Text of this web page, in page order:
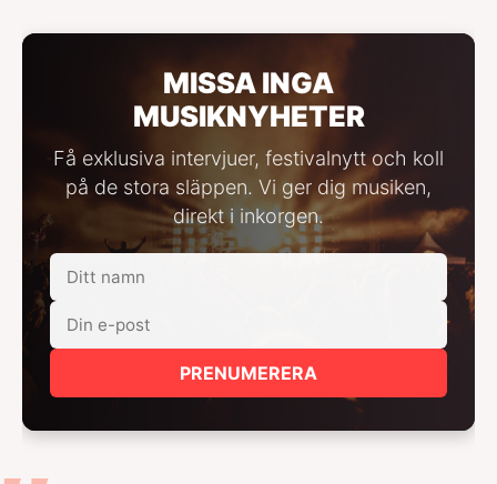
MISSA INGA
MUSIKNYHETER
Få exklusiva intervjuer, festivalnytt och koll
på de stora släppen. Vi ger dig musiken,
direkt i inkorgen.
PRENUMERERA